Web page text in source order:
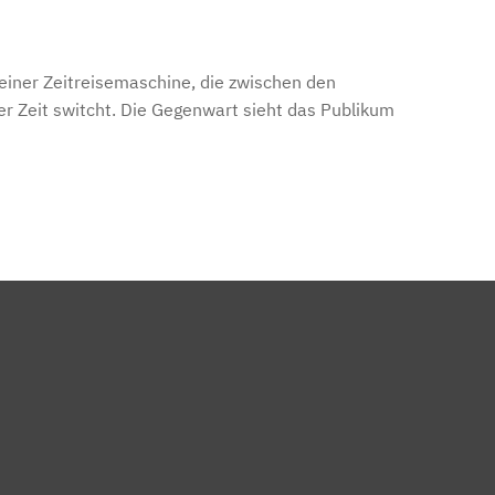
Zeitreisemaschine, die zwischen den
Zeit switcht. Die Gegenwart sieht das Publikum